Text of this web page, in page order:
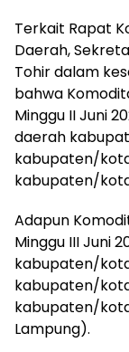
Terkait Rapat
Daerah,
Tohir dalam
bahwa
Minggu II Juni
daerah
kabupaten/
kabupaten/
Adapun
Minggu III Juni
kabupaten/
kabupaten/
kabupaten/
Lampung).